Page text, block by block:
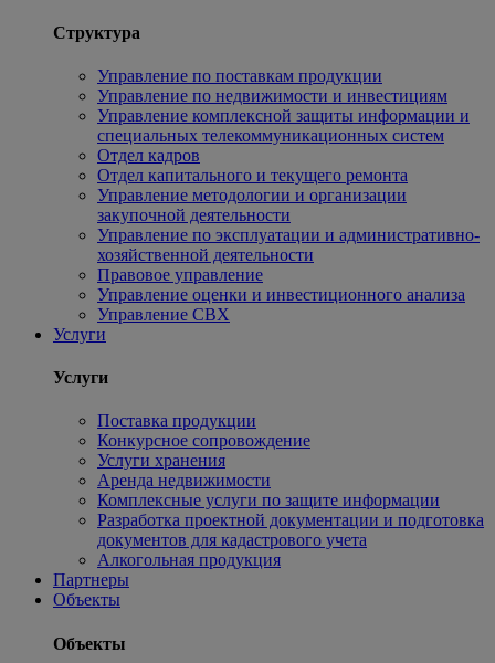
Структура
Управление по поставкам продукции
Управление по недвижимости и инвестициям
Управление комплексной защиты информации и
специальных телекоммуникационных систем
Отдел кадров
Отдел капитального и текущего ремонта
Управление методологии и организации
закупочной деятельности
Управление по эксплуатации и административно-
хозяйственной деятельности
Правовое управление
Управление оценки и инвестиционного анализа
Управление СВХ
Услуги
Услуги
Поставка продукции
Конкурсное сопровождение
Услуги хранения
Аренда недвижимости
Комплексные услуги по защите информации
Разработка проектной документации и подготовка
документов для кадастрового учета
Алкогольная продукция
Партнеры
Объекты
Объекты